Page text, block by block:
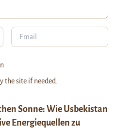
Sonne: Wie Usbekistan
Energiequellen zu
the site if needed.